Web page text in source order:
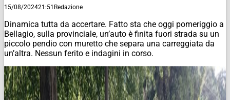
15/08/202421:51 Redazione
Dinamica tutta da accertare. Fatto sta che oggi pomeriggio a
Bellagio, sulla provinciale, un’auto è finita fuori strada su un
piccolo pendio con muretto che separa una carreggiata da
un’altra. Nessun ferito e indagini in corso.